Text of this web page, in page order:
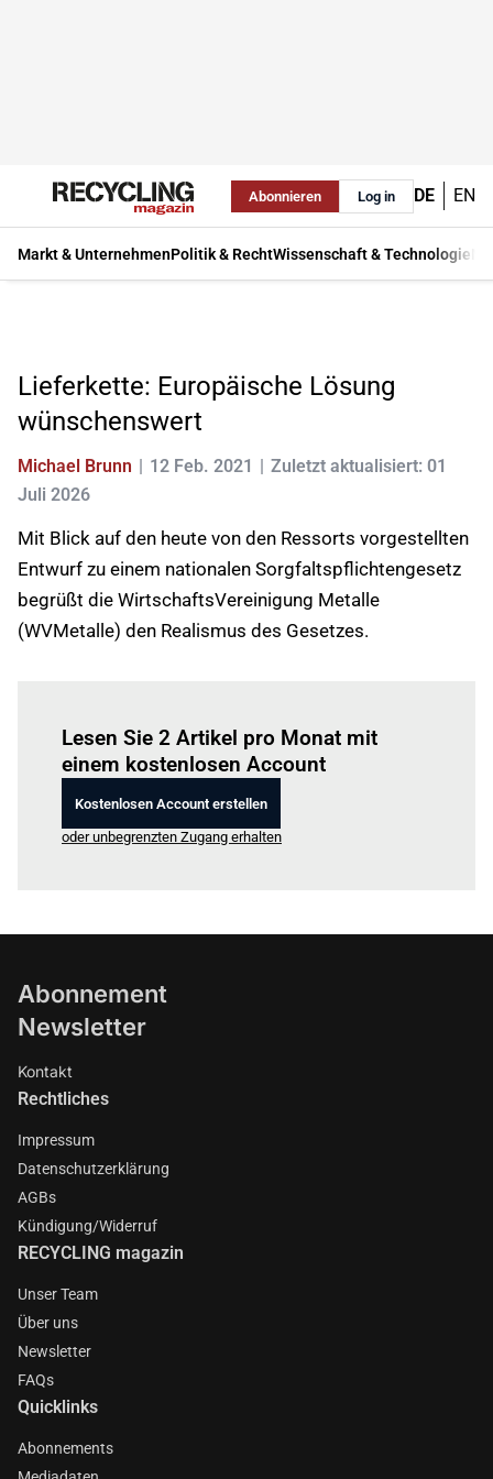
Abonnieren Log in DE EN
Markt & UnternehmenPolitik & RechtWissenschaft & Technologie
Lieferkette: Europäische Lösung
wünschenswert
Michael Brunn 12 Feb. 2021
Zuletzt aktualisiert: 01
Juli 2026
Mit Blick auf den heute von den Ressorts vorgestellten
Entwurf zu einem nationalen Sorgfaltspflichtengesetz
begrüßt die WirtschaftsVereinigung Metalle
(WVMetalle) den Realismus des Gesetzes.
Lesen Sie 2 Artikel pro Monat mit
einem kostenlosen Account
Kostenlosen Account erstellen
oder unbegrenzten Zugang erhalten
Abonnement
Newsletter
Kontakt
Rechtliches
Impressum
Datenschutzerklärung
AGBs
Kündigung/Widerruf
RECYCLING magazin
Unser Team
Über uns
Newsletter
FAQs
Quicklinks
Abonnements